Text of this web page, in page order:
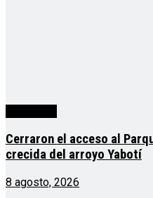
Cerraron el acceso al
crecida del arroyo Yabotí
8 agosto, 2026